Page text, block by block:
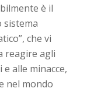
è il
sistema
che vi
reagire agli
e alle minacce,
nel mondo